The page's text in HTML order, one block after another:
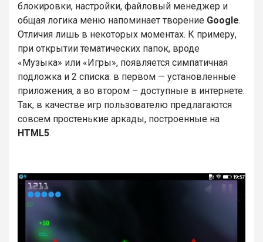
блокировки, настройки, файловый менеджер и
общая логика меню напоминает творение Google.
Отличия лишь в некоторых моментах. К примеру,
при открытии тематических папок, вроде
«Музыка» или «Игры», появляется симпатичная
подложка и 2 списка: в первом — установленные
приложения, а во втором – доступные в интернете.
Так, в качестве игр пользователю предлагаются
совсем простенькие аркады, построенные на
HTML5.